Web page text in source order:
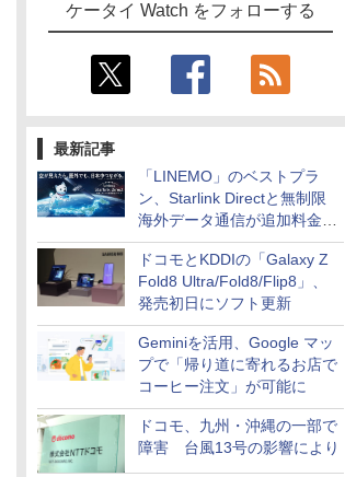
ケータイ Watch をフォローする
最新記事
「LINEMO」のベストプラ
ン、Starlink Directと無制限
海外データ通信が追加料金な
しに
ドコモとKDDIの「Galaxy Z
Fold8 Ultra/Fold8/Flip8」、
発売初日にソフト更新
Geminiを活用、Google マッ
プで「帰り道に寄れるお店で
コーヒー注文」が可能に
ドコモ、九州・沖縄の一部で
障害 台風13号の影響により